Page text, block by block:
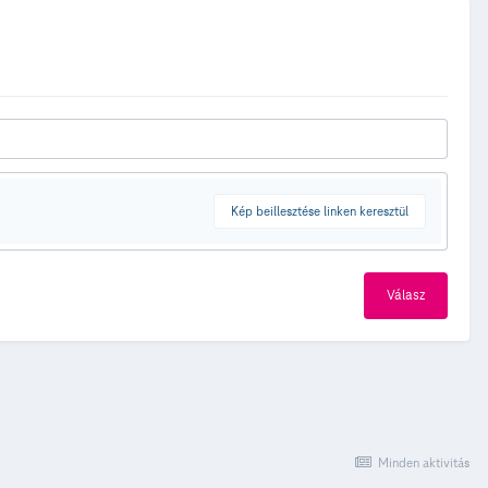
Kép beillesztése linken keresztül
Válasz
Minden aktivitás